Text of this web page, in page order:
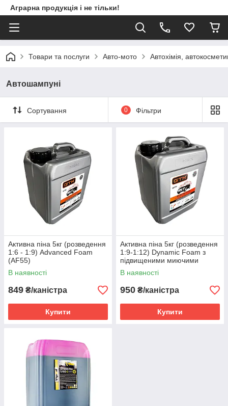
Аграрна продукція і не тільки!
Товари та послуги Авто-мото Автохімія,
Автошампуні
Сортування 0 Фільтри
Активна піна 5кг (розведення
1:6 - 1:9) Advanced Foam
(AF55)
В наявності
849 ₴/каністра
Купити
Активна піна 5кг (розведення
1:9-1:12) Dynamic Foam з
підвищеними миючими
властивостями (DF77)
В наявності
950 ₴/каністра
Купити